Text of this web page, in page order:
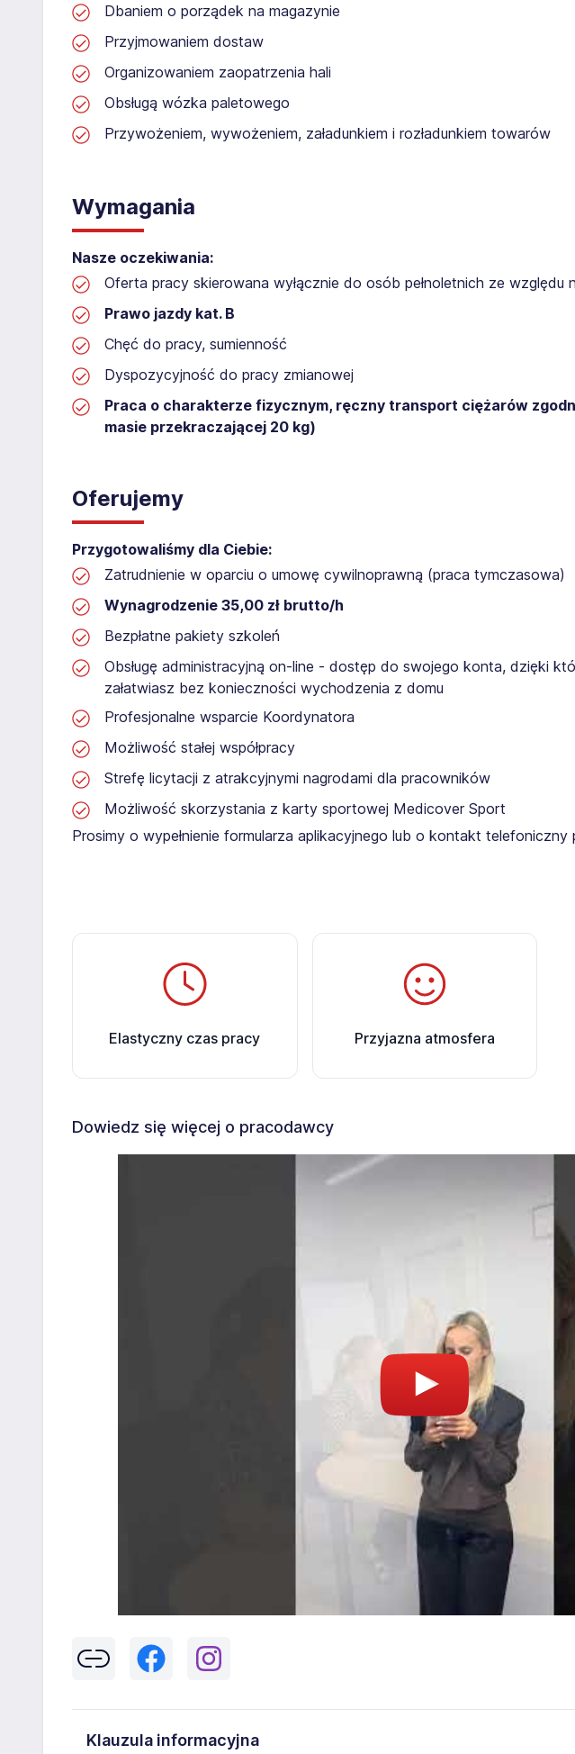
Dbaniem o porządek na magazynie
Przyjmowaniem dostaw
Organizowaniem zaopatrzenia hali
Obsługą wózka paletowego
Przywożeniem, wywożeniem, załadunkiem i rozładunkiem towarów
Wymagania
Nasze oczekiwania:
Oferta pracy skierowana wyłącznie do osób pełnoletnich ze względu
Prawo jazdy kat. B
Chęć do pracy, sumienność
Dyspozycyjność do pracy zmianowej
Praca o charakterze fizycznym, ręczny transport ciężarów
masie przekraczającej 20 kg)
Oferujemy
Przygotowaliśmy dla Ciebie:
Zatrudnienie w oparciu o umowę cywilnoprawną (praca tymczasowa)
Wynagrodzenie 35,00 zł brutto/h
Bezpłatne pakiety szkoleń
Obsługę administracyjną on-line - dostęp do swojego konta, dzięki
załatwiasz bez konieczności wychodzenia z domu
Profesjonalne wsparcie Koordynatora
Możliwość stałej współpracy
Strefę licytacji z atrakcyjnymi nagrodami dla pracowników
Możliwość skorzystania z karty sportowej Medicover Sport
Prosimy o wypełnienie formularza aplikacyjnego lub o kontakt telefoniczny
Elastyczny czas pracy Przyjazna atmosfera
Dowiedz się więcej o pracodawcy
Klauzula informacyjna